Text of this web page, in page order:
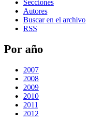
Secciones
Autores
Buscar en el archivo
RSS
Por año
2007
2008
2009
2010
2011
2012